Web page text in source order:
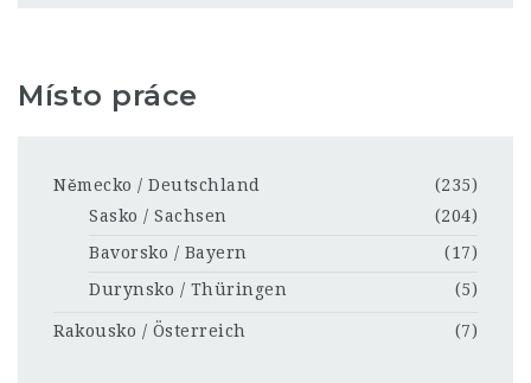
Místo práce
Německo / Deutschland
(235)
Sasko / Sachsen
(204)
Bavorsko / Bayern
(17)
Durynsko / Thüringen
(5)
Rakousko / Österreich (7)